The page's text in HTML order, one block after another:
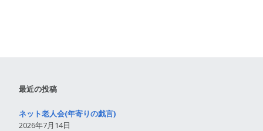
最近の投稿
ネット老人会(年寄りの戯言)
2026年7月14日